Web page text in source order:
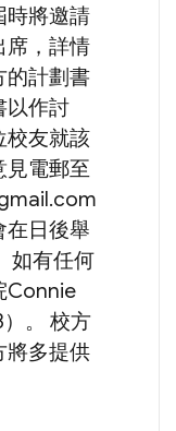
時將邀請
席，詳情
的計劃書
以作討
校友就該
見電郵至
在日後舉
如有任何
Connie
。 校方
將多提供